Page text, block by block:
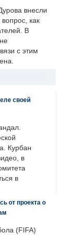
внесли
вопрос, как
В
с этим
своей
Курбан
в
в
от проекта о
(FIFA)